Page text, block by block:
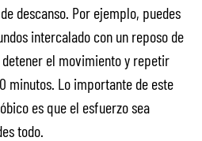
descanso. Por ejemplo, puedes
intercalado con un reposo de
el movimiento y repetir
minutos. Lo importante de este
es que el esfuerzo sea
todo.